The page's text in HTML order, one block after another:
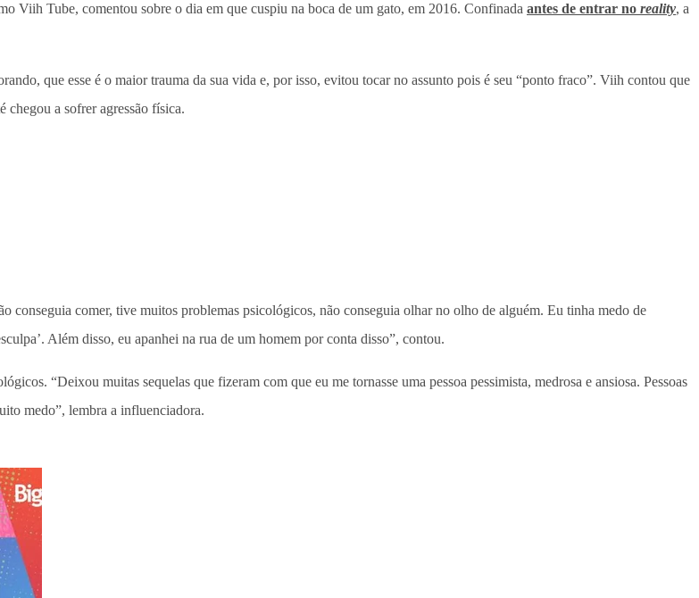
Viih Tube, comentou sobre o dia em que cuspiu na boca de um gato, em 2016. Confinada antes de entrar no reality, a
que esse é o maior trauma da sua vida e, por isso, evitou tocar no assunto pois é seu “ponto fraco”. Viih contou que
chegou a sofrer agressão física.
comer, tive muitos problemas psicológicos, não conseguia olhar no olho de alguém. Eu tinha medo de
Além disso, eu apanhei na rua de um homem por conta disso”, contou.
“Deixou muitas sequelas que fizeram com que eu me tornasse uma pessoa pessimista, medrosa e ansiosa. Pessoas
medo”, lembra a influenciadora.